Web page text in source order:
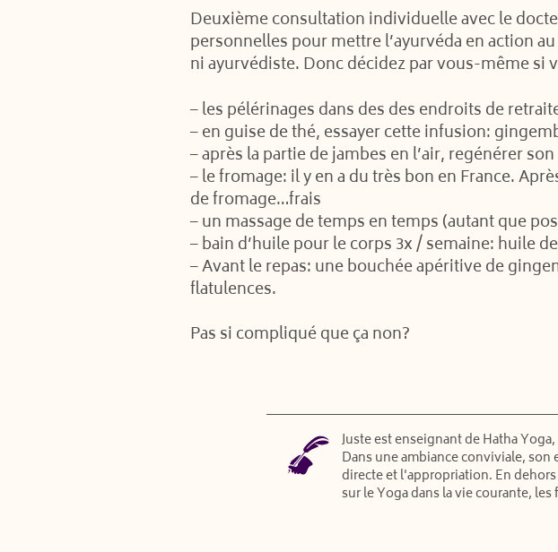
Deuxième consultation individuelle avec le
personnelles pour mettre l’ayurvéda en action
ni ayurvédiste. Donc décidez par vous-même si
– les pélérinages dans des des endroits de
– en guise de thé, essayer cette infusion:
– après la partie de jambes en l’air, regénérer
– le fromage: il y en a du très bon en France.
de fromage…frais
– un massage de temps en temps (autant que
– bain d’huile pour le corps 3x / semaine: huile
– Avant le repas: une bouchée apéritive de
flatulences.
Pas si compliqué que ça non?
Juste est enseignant de Hatha
Dans une ambiance conviviale,
directe et l'appropriation. En
sur le Yoga dans la vie courante,